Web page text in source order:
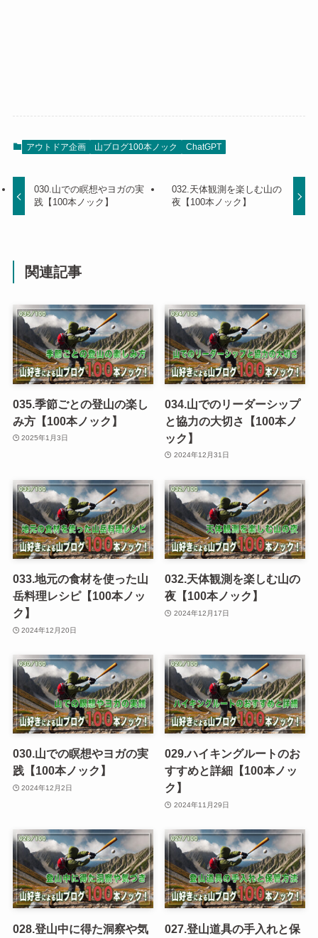
アウトドア企画 山ブログ100本ノック ChatGPT
030.山での瞑想やヨガの実
践【100本ノック】
032.天体観測を楽しむ山の
夜【100本ノック】
関連記事
035.季節ごとの登山の楽し
み方【100本ノック】
2025年1月3日
034.山でのリーダーシップ
と協力の大切さ【100本ノ
ック】
2024年12月31日
033.地元の食材を使った山
岳料理レシピ【100本ノッ
ク】
2024年12月20日
032.天体観測を楽しむ山の
夜【100本ノック】
2024年12月17日
030.山での瞑想やヨガの実
践【100本ノック】
2024年12月2日
029.ハイキングルートのお
すすめと詳細【100本ノッ
ク】
2024年11月29日
028.登山中に得た洞察や気 027.登山道具の手入れと保